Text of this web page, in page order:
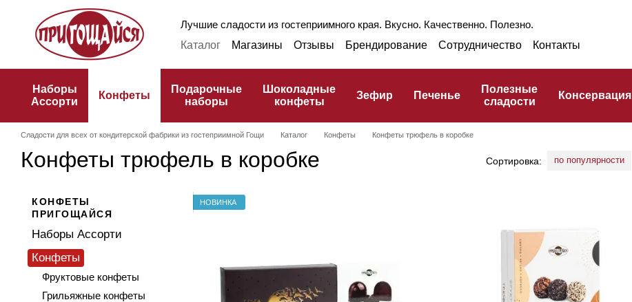
Перейти к основному контенту
Лучшие сладости из гостеприимного края. Вкусно. Качественно. Полезно.
Каталог
Магазины Отзывы Брендирование Сотрудничество
Контакты
Публичная оферта
Кулинарный словарь
Наборы
Ассорти
Конфеты
Подарочные
наборы
Шоколадные
конфеты
Зефир Печенье
Полезные
сладости
Консервация
Сладости для всех от кондитерской фабрики из гостеприимной Гощи Каталог Конфеты Конфеты трюфель в коробке
Конфеты трюфель в коробке Сортировка: по популярности
НОВИНКА
КОНФЕТЫ
ПРИГОЩАЙСЯ
Наборы Ассорти
Конфеты
Фруктовые конфеты
Грильяжные конфеты